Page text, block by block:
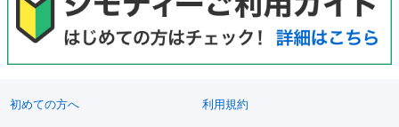
初めての方へ 利用規約